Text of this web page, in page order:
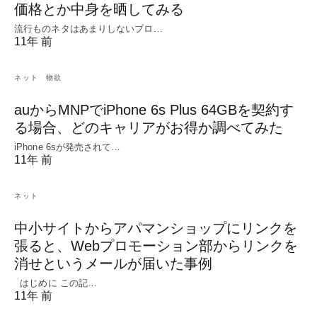
価格とか中身を晒してみる
流行ものネタはあまりしないブロ…
11年 前
ネット 物欲
auからMNPでiPhone 6s Plus 64GBを契約す
る場合、どのキャリアがお得か調べてみた
iPhone 6sが発売されて…
11年 前
ネット
中小サイトからアパマンショップにリンクを
張ると、Webプロモーション部からリンクを
消せというメールが届いた事例
はじめに この記…
11年 前